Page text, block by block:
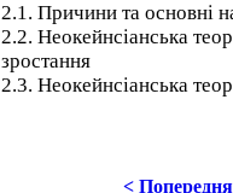
2.1. Причини та основні
2.2. Неокейнсіанська
зростання
2.3. Неокейнсіанська
< Попередня